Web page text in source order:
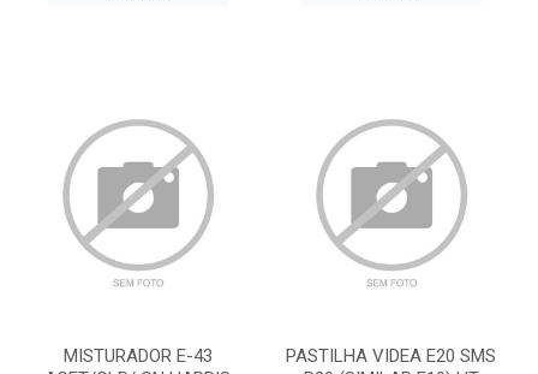
MISTURADOR E-43
PASTILHA VIDEA E20 SMS